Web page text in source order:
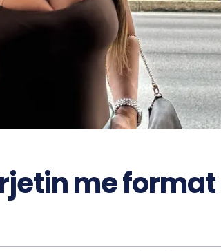
me format